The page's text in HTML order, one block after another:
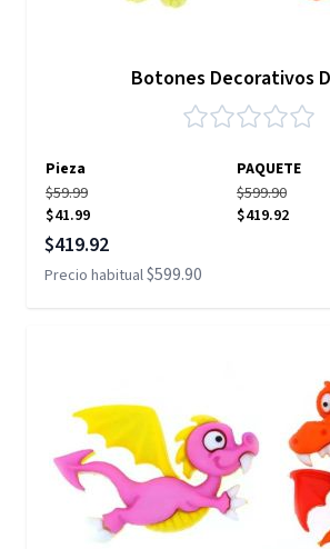
Botones Decorativos
Pieza
PAQUETE
$59.99
$41.99
$599.90
$419.92
Precio especial
$419.92
Precio habitual$599.90